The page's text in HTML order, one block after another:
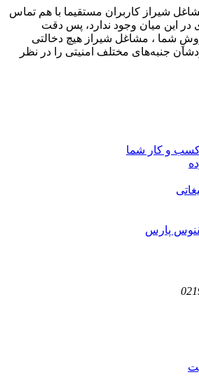
شیراز کاربران مستقیما با هم تماس
این میان وجود ندارد، پس دقت
شما ، مشاغل شیراز هیچ دخالتی
جنبه‌های مختلف امنیتی را در نظر
و کار شما
پارس